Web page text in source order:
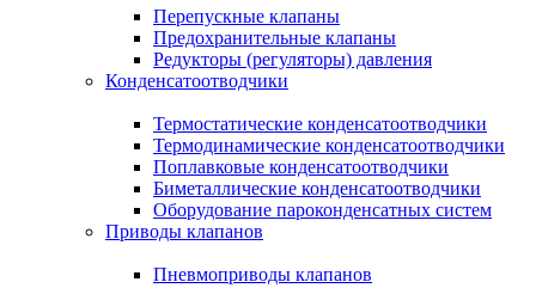
Перепускные клапаны
Предохранительные клапаны
Редукторы (регуляторы) давления
Конденсатоотводчики
Термостатические конденсатоотводчики
Термодинамические конденсатоотводчики
Поплавковые конденсатоотводчики
Биметаллические конденсатоотводчики
Оборудование пароконденсатных систем
Приводы клапанов
Пневмоприводы клапанов